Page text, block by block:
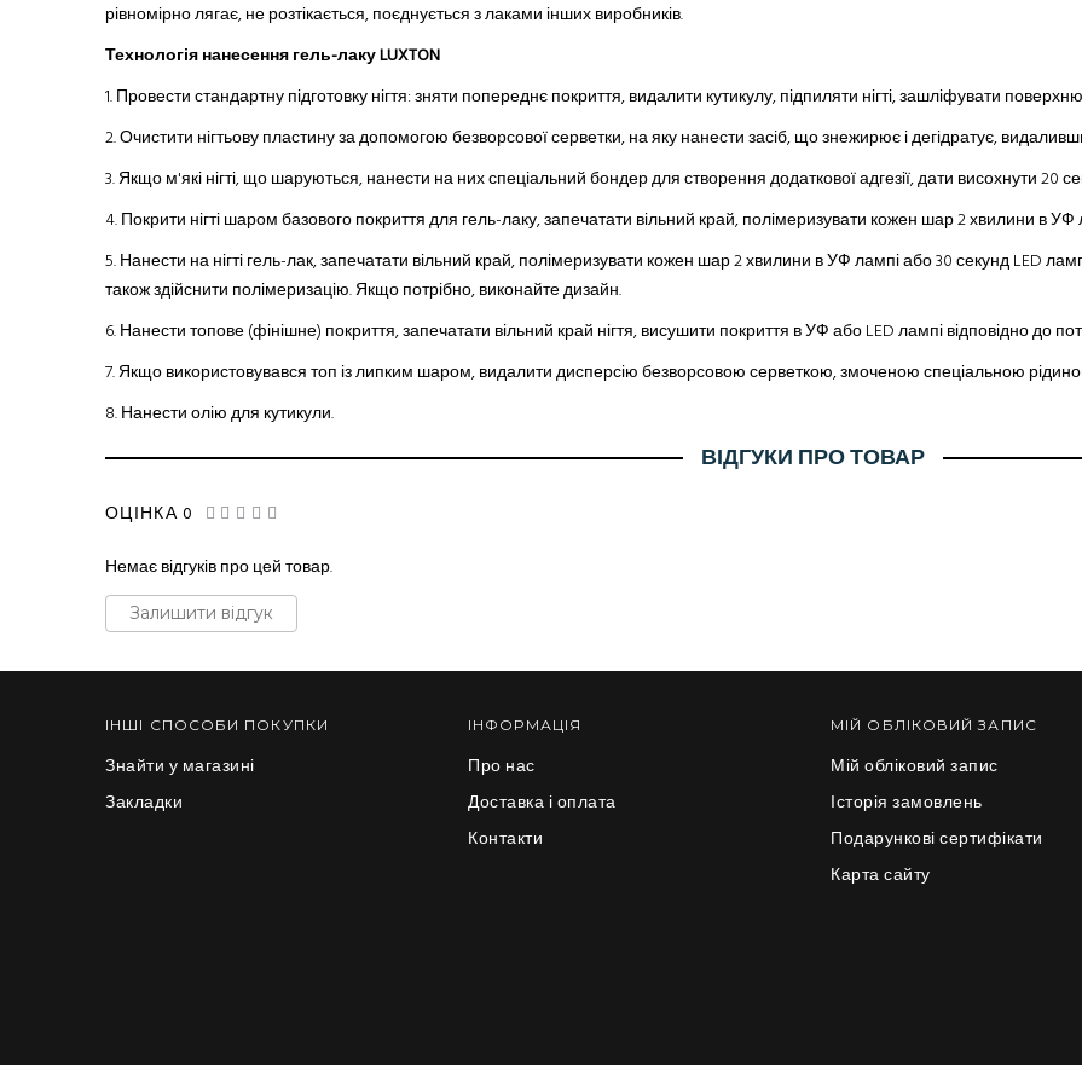
рівномірно лягає, не розтікається, поєднується з лаками інших виробників.
Технологія нанесення гель-лаку LUXTON
1. Провести стандартну підготовку нігтя: зняти попереднє покриття, видалити кутикулу, підпиляти нігті, зашліфувати
2.Очистити нігтьову пластину за допомогою безворсової серветки, на яку нанести засіб, що знежирює і дегідратує,
3.Якщо м'які нігті, що шаруються,нанести на них спеціальний бондер для створення додаткової адгезії, дати висохнути 20
4.Покрити нігті шаром базового покриттядля гель-лаку, запечатати вільний край, полімеризувати кожен шар 2 хвилини в УФ
5.Нанести на нігті гель-лак, запечатати вільний край, полімеризувати кожен шар 2 хвилини в УФ лампі або 30 секунд LED
також здійснити полімеризацію. Якщо потрібно, виконайте дизайн.
6.Нанести топове (фінішне) покриття, запечатати вільний край нігтя, висушити покриття в УФ або LED лампі відповідно до
7.Якщо використовувався топ із липким шаром, видалити дисперсію безворсовою серветкою, змоченою спеціальною
8.Нанести олію для кутикули.
ВІДГУКИ ПРО ТОВАР
ОЦІНКА 0
Немає відгуків про цей товар.
Залишити відгук
ІНШІ СПОСОБИ ПОКУПКИ
Знайти у магазині
Закладки
ІНФОРМАЦІЯ
Про нас
Доставка і оплата
Контакти
МІЙ ОБЛІКОВИЙ ЗАПИС
Мій обліковий запис
Історія замовлень
Подарункові сертифікати
Карта сайту